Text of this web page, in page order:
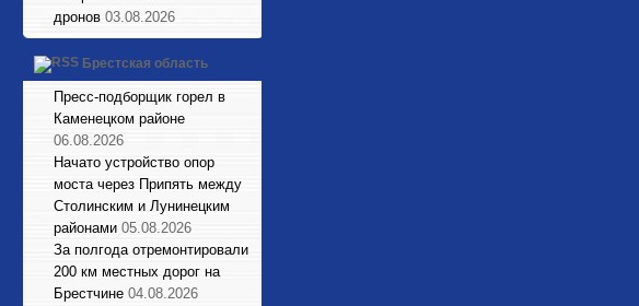
дронов 03.08.2026
Брестская область
Пресс-подборщик горел в
Каменецком районе
06.08.2026
Начато устройство опор
моста через Припять между
Столинским и Лунинецким
районами 05.08.2026
За полгода отремонтировали
200 км местных дорог на
Брестчине 04.08.2026